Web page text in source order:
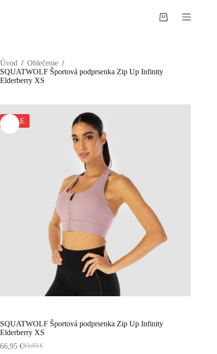
Shopping
Úvod / Oblečenie /
SQUATWOLF Športová podprsenka Zip Up Infinity
Elderberry XS
SALE
SQUATWOLF Športová podprsenka Zip Up Infinity
Elderberry XS
83,95€
Pôvodná
66,95 €Aktuálna